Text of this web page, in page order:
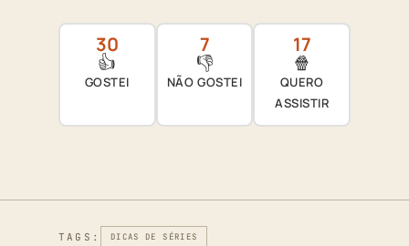
30
👍
GOSTEI
7
👎
NÃO GOSTEI
17
🍿
QUERO
ASSISTIR
TAGS: DICAS DE SÉRIES